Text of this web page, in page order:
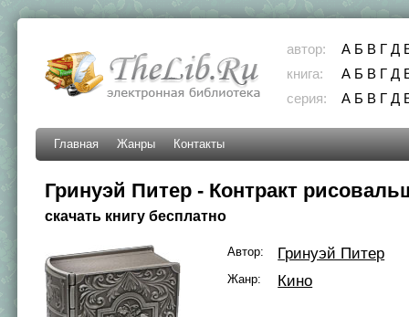
автор: А Б В Г Д
книга:
А Б В Г Д
серия:
А Б В Г Д
Главная Жанры Контакты
Гринуэй Питер - Контракт
скачать книгу бесплатно
Автор: Гринуэй Питер
Жанр: Кино